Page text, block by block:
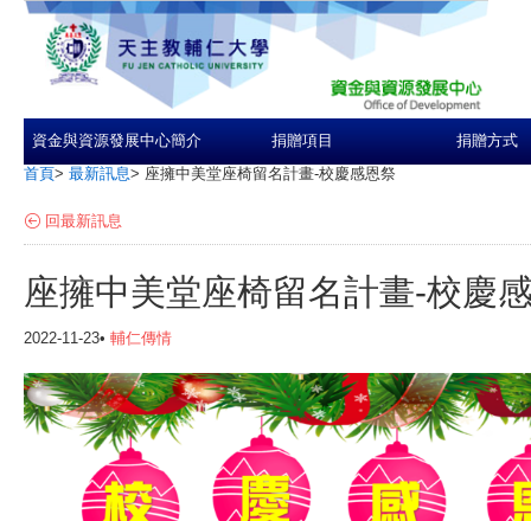
資金與資源發展中心簡介 捐贈項目 捐贈方式
首頁> 最新訊息> 座擁中美堂座椅留名計畫-校慶感恩祭
回最新訊息
座擁中美堂座椅留名計畫-校慶
2022-11-23• 輔仁傳情